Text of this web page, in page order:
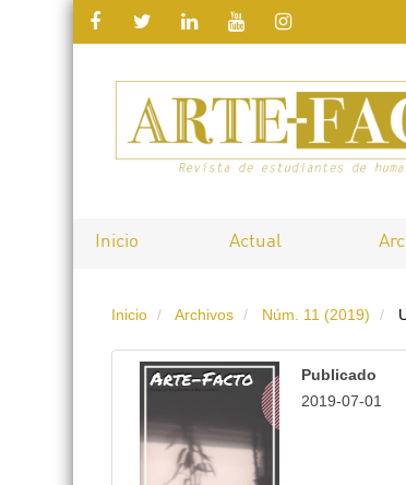
Salto
rápido
de
página
Navegación
Contenido
Inicio Actual
Inicio Archivos Núm. 11 (2019)
Publicado
2019-07-01